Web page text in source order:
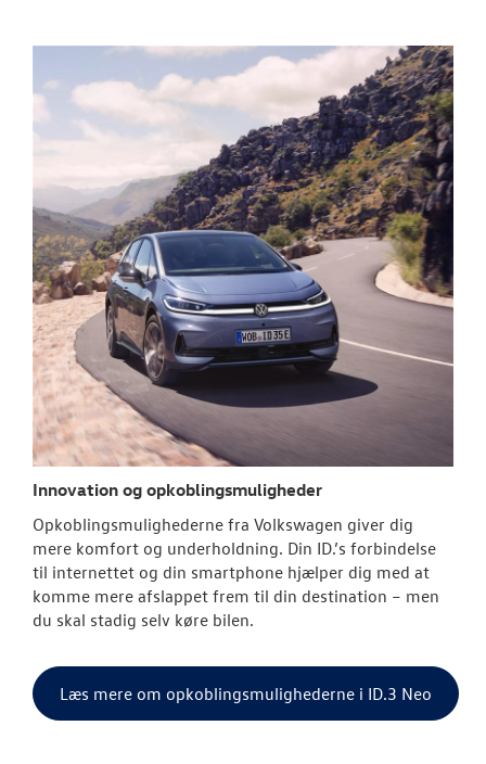
Innovation og opkoblingsmuligheder
Opkoblingsmulighederne fra Volkswagen giver dig
mere komfort og underholdning. Din ID.’s forbindelse
til internettet og din smartphone hjælper dig med at
komme mere afslappet frem til din destination – men
du skal stadig selv køre bilen.
Læs mere om opkoblingsmulighederne i ID.3 Neo